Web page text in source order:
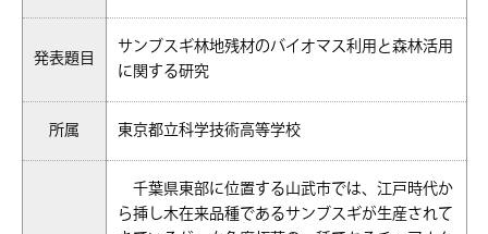
発表題目
サンブスギ林地残材のバイオマス利用と森林活用
に関する研究
所属 東京都立科学技術高等学校
千葉県東部に位置する山武市では、江戸時代か
ら挿し木在来品種であるサンブスギが生産されて